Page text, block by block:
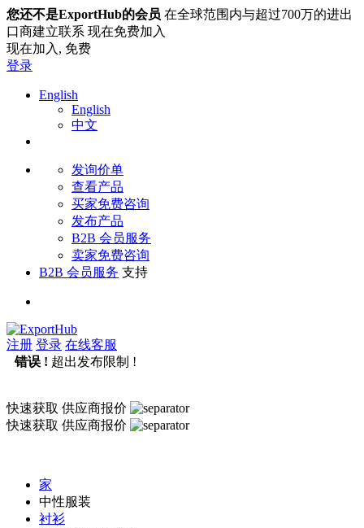
您还不是ExportHub的会员 在全球范围内与超过700万的进出
口商建立联系 现在免费加入
现在加入, 免费
登录
English
English
中文
发询价单
查看产品
买家免费咨询
发布产品
B2B 会员服务
卖家免费咨询
B2B 会员服务 支持
注册 登录 在线客服
错误 ! 超出发布限制 !
快速获取 供应商报价
快速获取 供应商报价
家
中性服装
衬衫